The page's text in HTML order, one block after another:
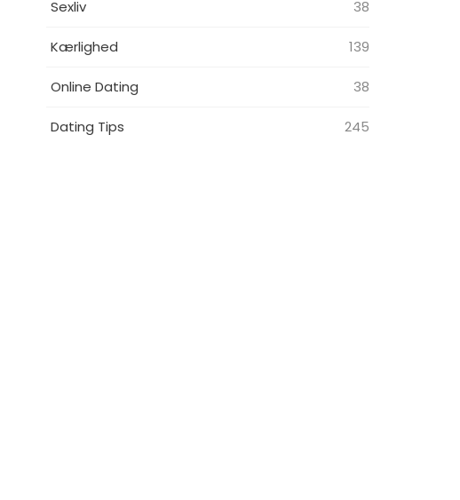
Sexliv 38
Kærlighed 139
Online Dating 38
Dating Tips 245